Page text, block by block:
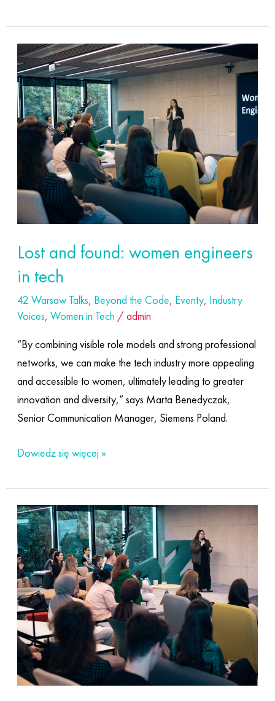
Lost and found: women engineers
in tech
42 Warsaw Talks, Beyond the Code, Eventy, Industry
Voices, Women in Tech /admin
“By combining visible role models and strong professional
networks, we can make the tech industry more appealing
and accessible to women, ultimately leading to greater
innovation and diversity,” says Marta Benedyczak,
Senior Communication Manager, Siemens Poland.
Lost
and
found:
women
engineers
Dowiedz się więcej »
Welcome
to
the
game:
the
witch’s
path